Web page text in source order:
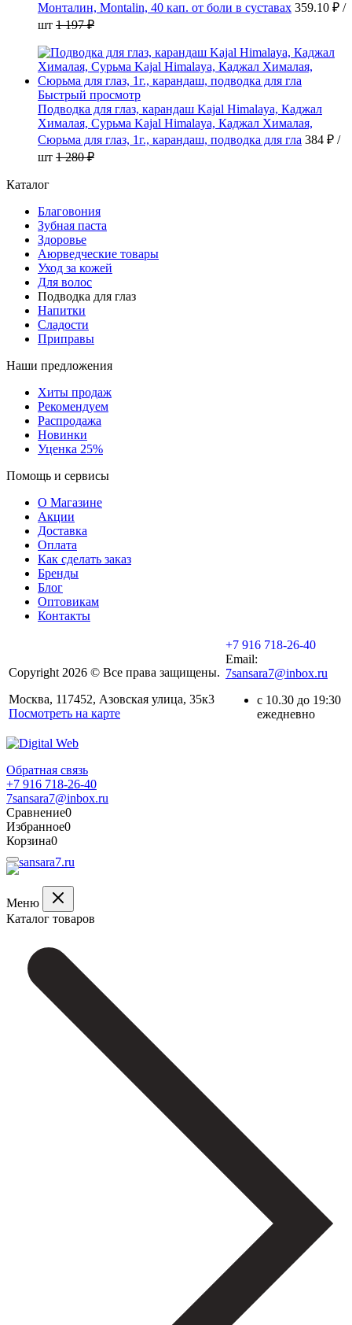
Монталин, Montalin, 40 кап. от боли в суставах 359.10 ₽ /
шт 1 197 ₽
Быстрый просмотр
Подводка для глаз, карандаш Kajal Himalaya, Каджал
Хималая, Сурьма Kajal Himalaya, Каджал Хималая,
Сюрьма для глаз, 1г., карандаш, подводка для гла 384 ₽ /
шт 1 280 ₽
Каталог
Благовония
Зубная паста
Здоровье
Аюрведческие товары
Уход за кожей
Для волос
Подводка для глаз
Напитки
Сладости
Приправы
Наши предложения
Хиты продаж
Рекомендуем
Распродажа
Новинки
Уценка 25%
Помощь и сервисы
О Магазине
Акции
Доставка
Оплата
Как сделать заказ
Бренды
Блог
Оптовикам
Контакты
Copyright 2026 © Все права защищены.
Москва, 117452, Азовская улица, 35к3
Посмотреть на карте
+7 916 718-26-40
Email:
7sansara7@inbox.ru
с 10.30 до 19:30
ежедневно
Обратная связь
+7 916 718-26-40
7sansara7@inbox.ru
Сравнение0
Избранное0
Корзина0
Меню
Каталог товаров